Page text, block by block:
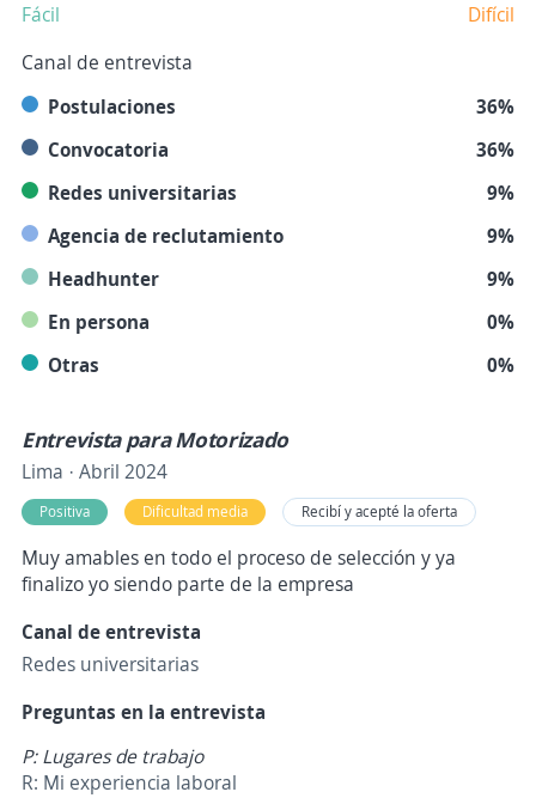
Fácil
Difícil
Canal de entrevista
Postulaciones
36%
Convocatoria
36%
Redes universitarias
9%
Agencia de reclutamiento
9%
Headhunter
9%
En persona
0%
Otras
0%
Entrevista para Motorizado
Lima · Abril 2024
Positiva Dificultad media Recibí y acepté la oferta
Muy amables en todo el proceso de selección y ya
finalizo yo siendo parte de la empresa
Canal de entrevista
Redes universitarias
Preguntas en la entrevista
P: Lugares de trabajo
R: Mi experiencia laboral